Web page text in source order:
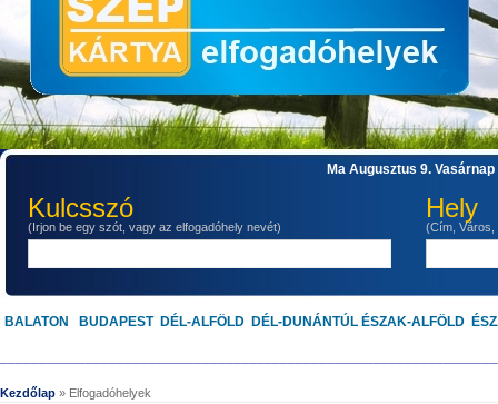
Ma Augusztus 9.
Kulcsszó
(Irjon be egy szót, vagy az elfogadóhely nevét)
Hely
(Cím,
BALATON BUDAPEST DÉL-ALFÖLD DÉL-DUNÁNTÚL ÉSZAK-ALFÖLD
Kezdőlap » Elfogadóhelyek